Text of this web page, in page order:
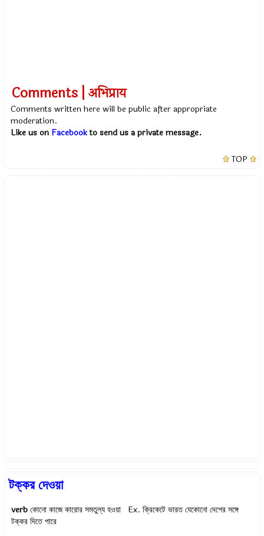
Comments | अभिप्राय
Comments written here will be public after appropriate
moderation.
Like us on Facebookto send us a private message.
TOP
টক্কর দেওয়া
verb কোনো কাজে কারোর সমতুল্য হওয়া Ex.ক্রিকেটে ভারত যেকোনো দেশের সঙ্গে
টক্কর দিতে পারে